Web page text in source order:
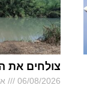
צולחים את
06/08/2026